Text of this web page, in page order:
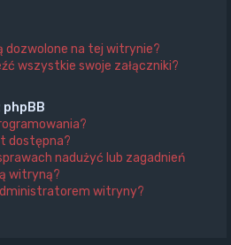
dozwolone na tej witrynie?
wszystkie swoje załączniki?
phpBB
dostępna?
nadużyć lub zagadnień
witryną?
witryny?